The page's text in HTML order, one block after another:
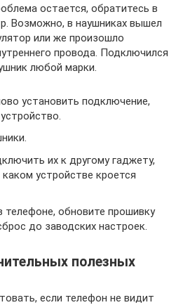
остается, обратитесь в
Возможно, в наушниках вышел
или же произошло
провода. Подключился
любой марки.
установить подключение,
их к другому гаджету,
устройстве кроется
телефоне, обновите прошивку
до заводских настроек.
полезных
если телефон не видит